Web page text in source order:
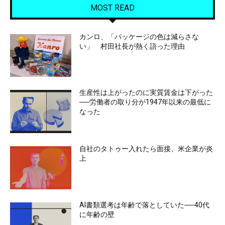
MOST READ
カンロ、「パッケージの色は減らさな
い」 村田社長が熱く語った理由
生産性は上がったのに実質賃金は下がった
──労働者の取り分が1947年以来の最低に
なった
自社のタトゥー入れたら面接、米企業が炎
上
AI書類選考は年齢で落としていた──40代
に年齢の壁